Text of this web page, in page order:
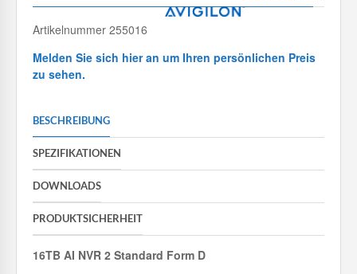
Artikelnummer 255016
Melden Sie sich hier an um Ihren persönlichen Preis
zu sehen.
BESCHREIBUNG
SPEZIFIKATIONEN
DOWNLOADS
PRODUKTSICHERHEIT
16TB AI NVR 2 Standard Form D